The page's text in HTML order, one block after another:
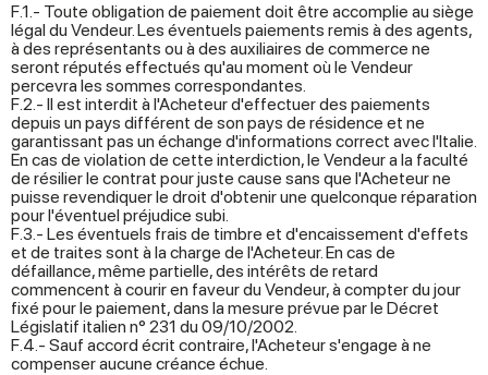
F.1.- Toute obligation de paiement doit être accomplie au siège
légal du Vendeur. Les éventuels paiements remis à des agents,
à des représentants ou à des auxiliaires de commerce ne
seront réputés effectués qu'au moment où le Vendeur
percevra les sommes correspondantes.
F.2.- Il est interdit à l'Acheteur d'effectuer des paiements
depuis un pays différent de son pays de résidence et ne
garantissant pas un échange d'informations correct avec l'Italie.
En cas de violation de cette interdiction, le Vendeur a la faculté
de résilier le contrat pour juste cause sans que l'Acheteur ne
puisse revendiquer le droit d'obtenir une quelconque réparation
pour l'éventuel préjudice subi.
F.3.- Les éventuels frais de timbre et d'encaissement d'effets
et de traites sont à la charge de l'Acheteur. En cas de
défaillance, même partielle, des intérêts de retard
commencent à courir en faveur du Vendeur, à compter du jour
fixé pour le paiement, dans la mesure prévue par le Décret
Législatif italien n° 231 du 09/10/2002.
F.4.- Sauf accord écrit contraire, l'Acheteur s'engage à ne
compenser aucune créance échue.